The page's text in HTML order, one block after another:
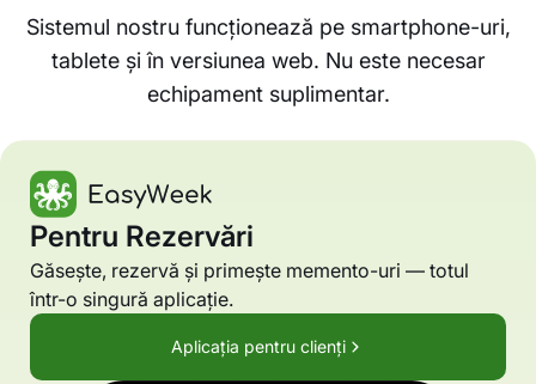
Sistemul nostru funcționează pe smartphone-uri,
tablete și în versiunea web. Nu este necesar
echipament suplimentar.
Pentru Rezervări
Găsește, rezervă și primește memento-uri — totul
într-o singură aplicație.
Aplicația pentru clienți